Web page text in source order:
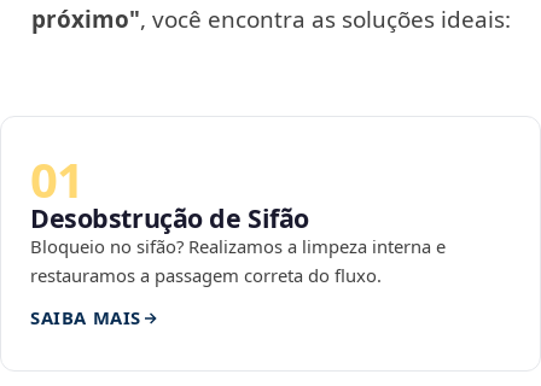
próximo", você encontra as soluções ideais:
01
Desobstrução de Sifão
Bloqueio no sifão? Realizamos a limpeza interna e
restauramos a passagem correta do fluxo.
SAIBA MAIS